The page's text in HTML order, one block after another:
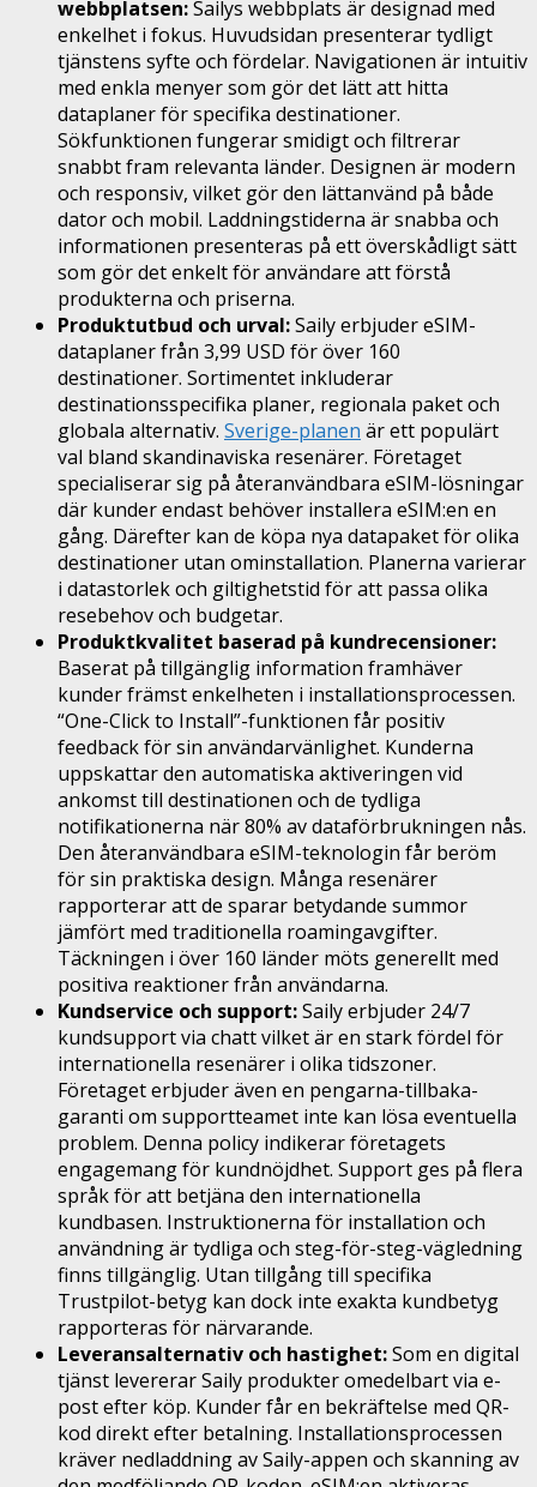
webbplatsen:Sailys webbplats är designad med
enkelhet i fokus. Huvudsidan presenterar tydligt
tjänstens syfte och fördelar. Navigationen är intuitiv
med enkla menyer som gör det lätt att hitta
dataplaner för specifika destinationer.
Sökfunktionen fungerar smidigt och filtrerar
snabbt fram relevanta länder. Designen är modern
och responsiv, vilket gör den lättanvänd på både
dator och mobil. Laddningstiderna är snabba och
informationen presenteras på ett överskådligt sätt
som gör det enkelt för användare att förstå
produkterna och priserna.
Produktutbud och urval:Saily erbjuder eSIM-
dataplaner från 3,99 USD för över 160
destinationer. Sortimentet inkluderar
destinationsspecifika planer, regionala paket och
globala alternativ. Sverige-planen är ett populärt
val bland skandinaviska resenärer. Företaget
specialiserar sig på återanvändbara eSIM-lösningar
där kunder endast behöver installera eSIM:en en
gång. Därefter kan de köpa nya datapaket för olika
destinationer utan ominstallation. Planerna varierar
i datastorlek och giltighetstid för att passa olika
resebehov och budgetar.
Produktkvalitet baserad på kundrecensioner:
Baserat på tillgänglig information framhäver
kunder främst enkelheten i installationsprocessen.
“One-Click to Install”-funktionen får positiv
feedback för sin användarvänlighet. Kunderna
uppskattar den automatiska aktiveringen vid
ankomst till destinationen och de tydliga
notifikationerna när 80% av dataförbrukningen nås.
Den återanvändbara eSIM-teknologin får beröm
för sin praktiska design. Många resenärer
rapporterar att de sparar betydande summor
jämfört med traditionella roamingavgifter.
Täckningen i över 160 länder möts generellt med
positiva reaktioner från användarna.
Kundservice och support:Saily erbjuder 24/7
kundsupport via chatt vilket är en stark fördel för
internationella resenärer i olika tidszoner.
Företaget erbjuder även en pengarna-tillbaka-
garanti om supportteamet inte kan lösa eventuella
problem. Denna policy indikerar företagets
engagemang för kundnöjdhet. Support ges på flera
språk för att betjäna den internationella
kundbasen. Instruktionerna för installation och
användning är tydliga och steg-för-steg-vägledning
finns tillgänglig. Utan tillgång till specifika
Trustpilot-betyg kan dock inte exakta kundbetyg
rapporteras för närvarande.
Leveransalternativ och hastighet:Som en digital
tjänst levererar Saily produkter omedelbart via e-
post efter köp. Kunder får en bekräftelse med QR-
kod direkt efter betalning. Installationsprocessen
kräver nedladdning av Saily-appen och skanning av